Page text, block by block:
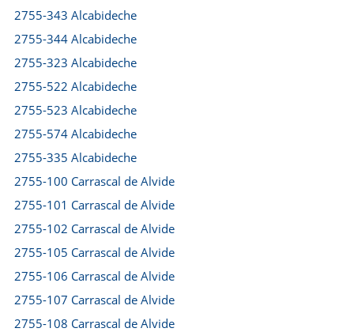
2755-343 Alcabideche
2755-344 Alcabideche
2755-323 Alcabideche
2755-522 Alcabideche
2755-523 Alcabideche
2755-574 Alcabideche
2755-335 Alcabideche
2755-100 Carrascal de Alvide
2755-101 Carrascal de Alvide
2755-102 Carrascal de Alvide
2755-105 Carrascal de Alvide
2755-106 Carrascal de Alvide
2755-107 Carrascal de Alvide
2755-108 Carrascal de Alvide